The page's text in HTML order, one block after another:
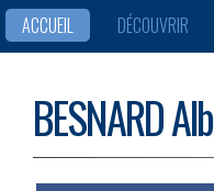
ACCUEIL DÉCOUVRIR
BESNARD